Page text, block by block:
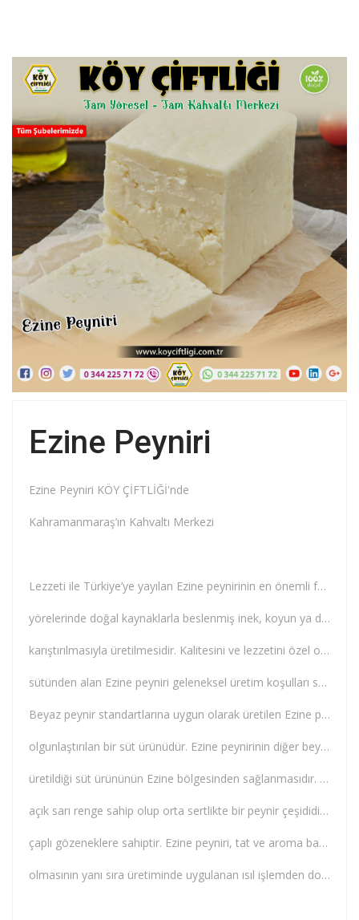
Ezine Peyniri
Ezine Peyniri KÖY ÇİFTLİĞİ'nde
Kahramanmaraş’ın Kahvaltı Merkezi
Lezzeti ile Türkiye’ye yayılan Ezine peynirinin en önemli farkı, yalnızca Kaz Dağları’nın belirli
yörelerinde doğal kaynaklarla beslenmiş inek, koyun ya da keçilerden elde edilen sütlerin
karıştırılmasıyla üretilmesidir. Kalitesini ve lezzetini özel olarak yetiştirilen hayvanların
sütünden alan Ezine peyniri geleneksel üretim koşulları sayesinde halen orijinal lezzetini korumaktadır.
Beyaz peynir standartlarına uygun olarak üretilen Ezine peyniri; tam yağlı, salamura edilerek
olgunlaştırılan bir süt ürünüdür. Ezine peynirinin diğer beyaz peynirlerden en büyük farkı,
üretildiği süt ürününün Ezine bölgesinden sağlanmasıdır. Görünüş ve yapı itibariyle beyaza yakın
açık sarı renge sahip olup orta sertlikte bir peynir çeşididir. Ezine peyniri, aynı zamanda küçük
çaplı gözeneklere sahiptir. Ezine peyniri, tat ve aroma bakımından ise hafif krema tadına sahip
olmasının yanı sıra üretiminde uygulanan ısıl işlemden dolayı pişmiş süt aromasını hissedeceğiniz bir peynirdir.